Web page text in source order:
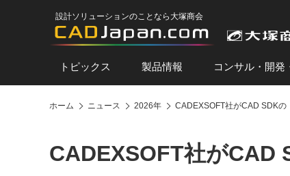
設計ソリューションのことなら大塚商会
トピックス 製品情報 コンサル・開発
ホーム ニュース 2026年 CADEXSOFT社がCAD SDK
CADEXSOFT社が